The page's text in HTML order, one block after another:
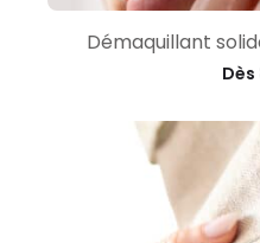
Démaquillant
Dès